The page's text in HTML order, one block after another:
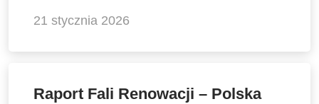
21 stycznia 2026
Raport Fali Renowacji – Polska